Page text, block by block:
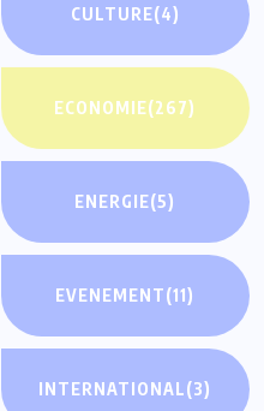
CULTURE(4)
ECONOMIE(267)
ENERGIE(5)
EVENEMENT(11)
INTERNATIONAL(3)